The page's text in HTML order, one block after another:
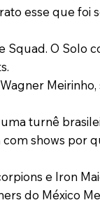
esse que foi
Squad. O Solo
turnê
shows por
e Iron
do México